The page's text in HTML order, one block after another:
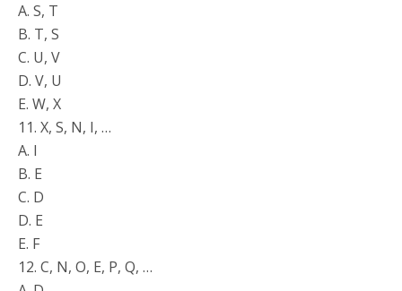
A. S, T
B. T, S
C. U, V
D. V, U
E. W, X
11. X, S, N, I, …
A. I
B. E
C. D
D. E
E. F
12. C, N, O, E, P, Q, …